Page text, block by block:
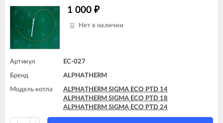
1 000 ₽
Нет в наличии
Артикул EC-027
Бренд ALPHATHERM
Модель котла
ALPHATHERM SIGMA ECO PTD 14
ALPHATHERM SIGMA ECO PTD 18
ALPHATHERM SIGMA ECO PTD 24